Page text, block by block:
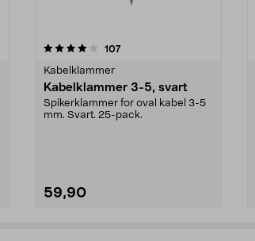
107anmeldelser
Kabelklammer
Kabelklammer 3-5, svart
Spikerklammer for oval kabel 3-5
mm. Svart. 25-pack.
59,90
4.5 av 5 stjerner